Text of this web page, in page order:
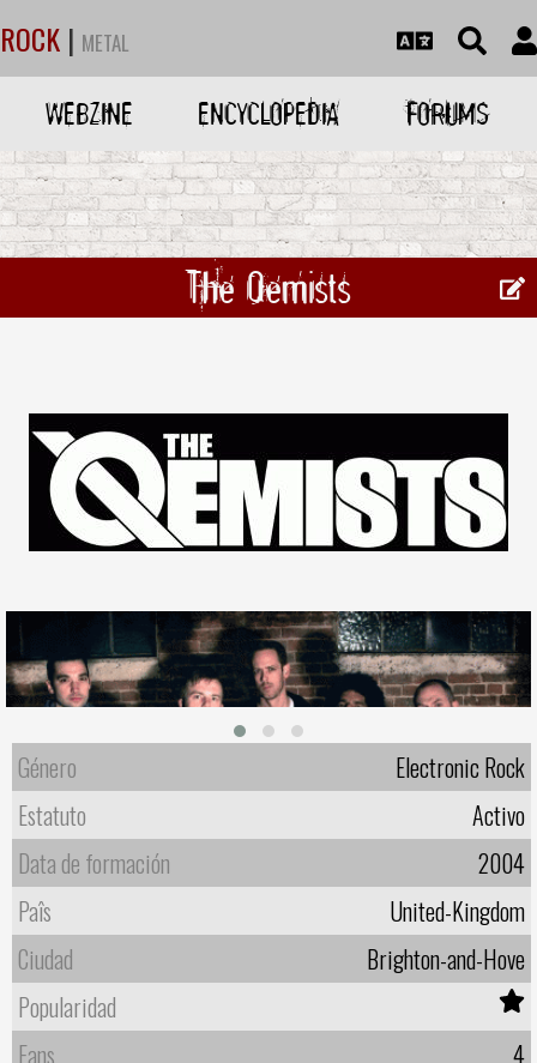
ROCK | METAL
WEBZINE ENCYCLOPEDIA FORUMS
The Qemists
Género
Electronic Rock
Estatuto
Activo
Data de formación
2004
Paîs
United-Kingdom
Ciudad
Brighton-and-Hove
Popularidad
Fans
4